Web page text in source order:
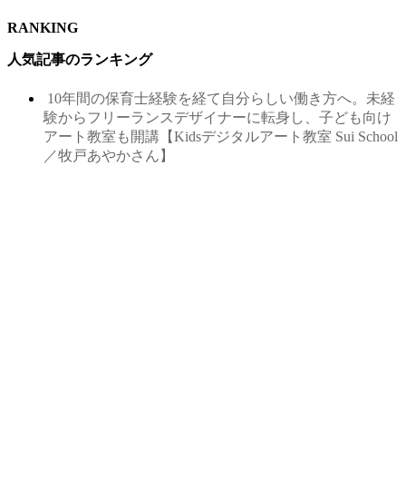
RANKING
人気記事のランキング
10年間の保育士経験を経て自分らしい働き方へ。未経
験からフリーランスデザイナーに転身し、子ども向け
アート教室も開講【Kidsデジタルアート教室 Sui School
／牧戸あやかさん】